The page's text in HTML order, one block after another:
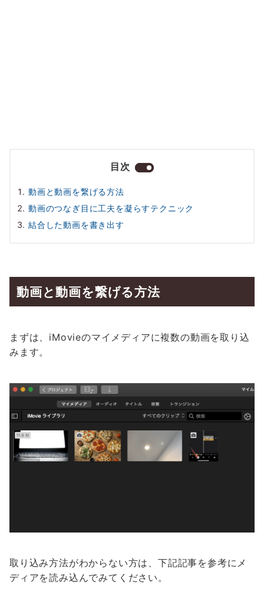
目次
動画と動画を繋げる方法
動画のつなぎ目に工夫を凝らすテクニック
結合した動画を書き出す
動画と動画を繋げる方法
まずは、iMovieのマイメディアに複数の動画を取り込
みます。
取り込み方法がわからない方は、下記記事を参考にメ
ディアを読み込んでみてください。